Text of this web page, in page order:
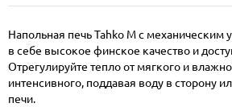
Напольная печь Tahko M с механическим
в себе высокое финское качество и
Отрегулируйте тепло от мягкого и
интенсивного, поддавая воду в сторону
печи.